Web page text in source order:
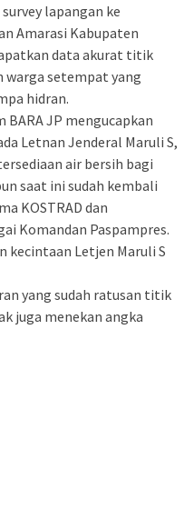
lapangan ke
Amarasi Kabupaten
data akurat titik
warga setempat yang
hidran.
BARA JP mengucapkan
Letnan Jenderal Maruli S,
air bersih bagi
saat ini sudah kembali
KOSTRAD dan
Komandan Paspampres.
kecintaan Letjen Maruli S
yang sudah ratusan titik
juga menekan angka